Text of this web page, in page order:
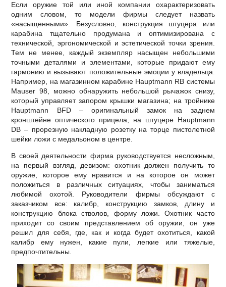
Если оружие той или иной компании охарактеризовать
одним словом, то модели фирмы следует назвать
«насыщенными». Безусловно, конструкция штуцера или
карабина тщательно продумана и оптимизирована с
технической, эргономической и эстетической точки зрения.
Тем не менее, каждый экземпляр насыщен небольшими
точными деталями и элементами, которые придают ему
гармонию и вызывают положительные эмоции у владельца.
Например, на магазинном карабине Hauptmann RB системы
Mauser 98, можно обнаружить небольшой рычажок снизу,
который управляет запором крышки магазина; на тройнике
Hauptmann BFD – оригинальный замок на заднем
кронштейне оптического прицела; на штуцере Hauptmann
DB – прорезную накладную розетку на торце пистолетной
шейки ложи с медальоном в центре.
В своей деятельности фирма руководствуется несложным,
на первый взгляд, девизом: охотник должен получить то
оружие, которое ему нравится и на которое он может
положиться в различных ситуациях, чтобы заниматься
любимой охотой. Руководители фирмы обсуждают с
заказчиком все: калибр, конструкцию замков, длину и
конструкцию блока стволов, форму ложи. Охотник часто
приходит со своим представлением об оружии, он уже
решил для себя, где, как и когда будет охотиться, какой
калибр ему нужен, какие пули, легкие или тяжелые,
предпочтительны.